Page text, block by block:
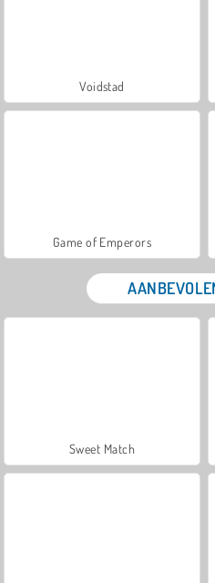
Voidstad
Game of Emperors
Sweet Match